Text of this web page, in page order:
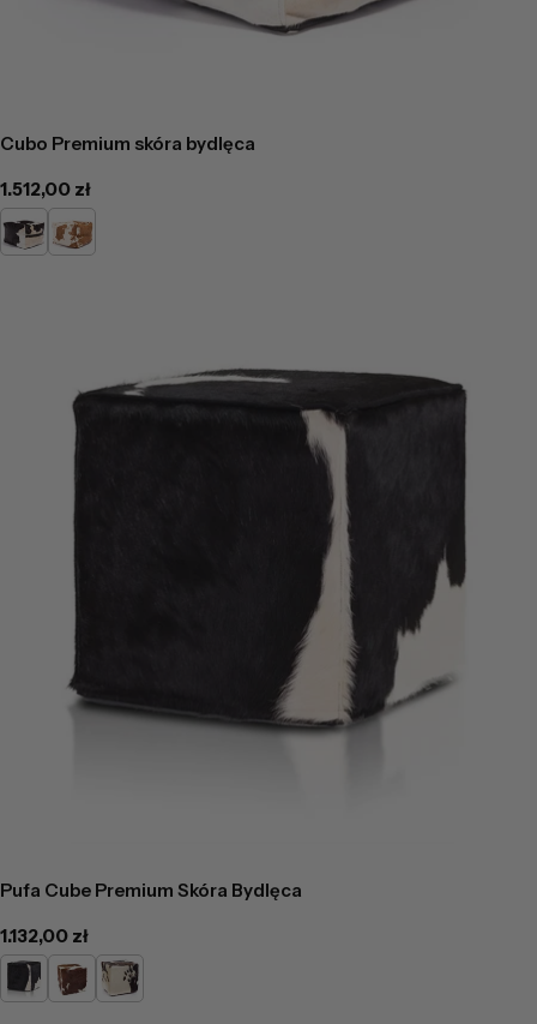
Cubo Premium skóra bydlęca
Cena
regularna
1.512,00 zł
ŁaciatyJasno
Brązowa
Pufa Cube Premium Skóra Bydlęca
Cena
regularna
1.132,00 zł
ŁaciatyJasno
Brązowa
Ciemno
Brązowa